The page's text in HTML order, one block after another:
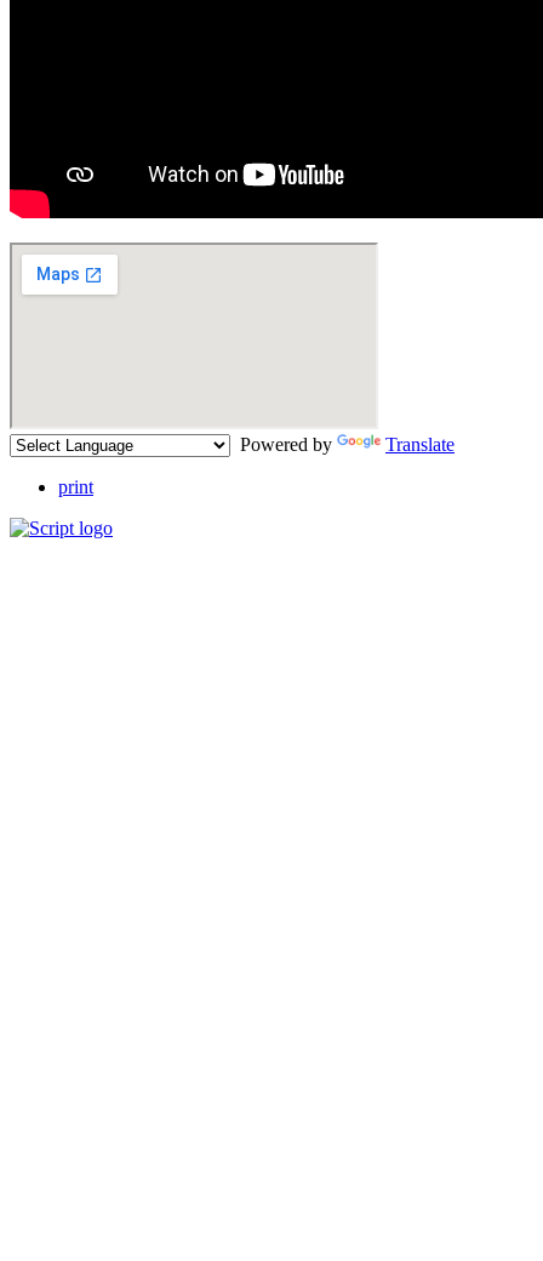
Powered by Translate
print